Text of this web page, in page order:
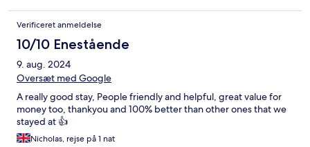
Verificeret anmeldelse
10/10 Enestående
9. aug. 2024
Oversæt med Google
A really good stay, People friendly and helpful, great value for
money too, thankyou and 100% better than other ones that we
stayed at 👍
Nicholas, rejse på 1 nat